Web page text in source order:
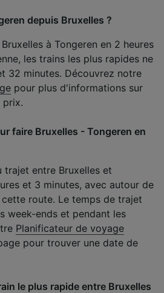
depuis Bruxelles ?
à Tongeren en 2 heures
les trains les plus rapides ne
32 minutes. Découvrez notre
pour plus d'informations sur
prix.
faire Bruxelles - Tongeren en
trajet entre Bruxelles et
et 3 minutes, avec autour de
route. Le temps de trajet
week-ends et pendant les
Planificateur de voyage
pour trouver une date de
le plus rapide entre Bruxelles